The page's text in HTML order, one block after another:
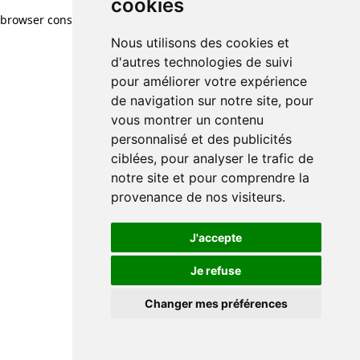
cookies
Nous utilisons des cookies et
d'autres technologies de suivi
pour améliorer votre expérience
de navigation sur notre site, pour
vous montrer un contenu
personnalisé et des publicités
ciblées, pour analyser le trafic de
notre site et pour comprendre la
provenance de nos visiteurs.
J'accepte
Je refuse
Changer mes préférences
browser console for more information)